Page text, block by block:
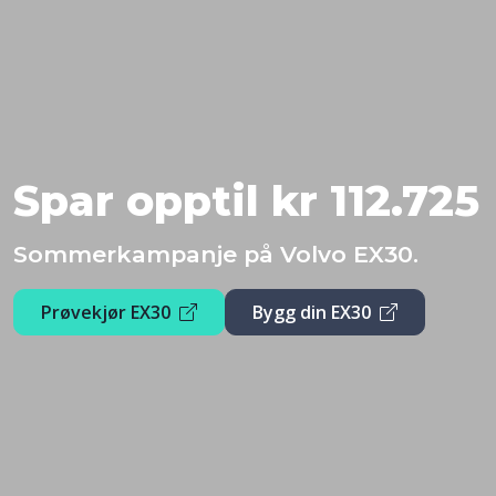
Spar opptil kr 112.725
Sommerkampanje på Volvo EX30.
Prøvekjør EX30 Bygg din EX30